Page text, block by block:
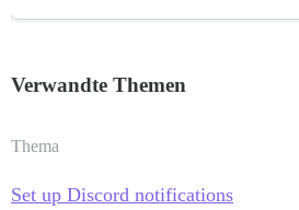
Verwandte Themen
Thema
Set up Discord notifications